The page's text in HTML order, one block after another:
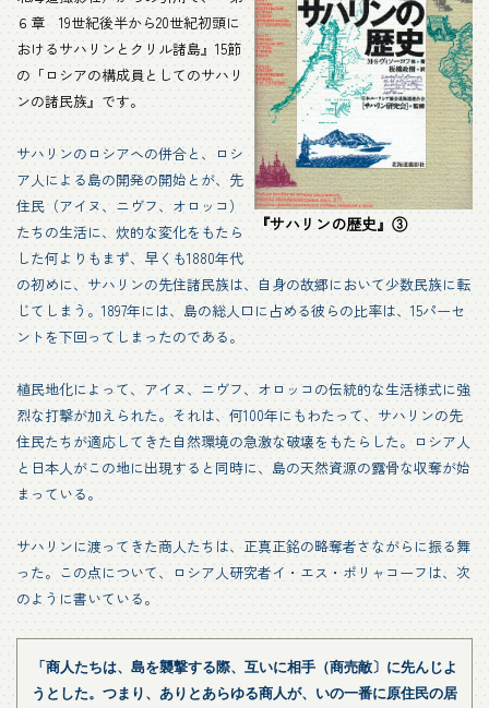
『サハリンの歴史』③
６章 19世紀後半から20世紀初頭に
おけるサハリンとクリル諸島』15節
の「ロシアの構成員としてのサハリ
ンの諸民族』です。
サハリンのロシアヘの併合と、ロシ
ア人による島の開発の開始とが、先
住民（アイヌ、ニヴフ、オロッコ）
たちの生活に、炊的な変化をもたら
した何よりもまず、早くも1880年代
の初めに、サハリンの先住諸民族は、自身の故郷において少数民族に転
じてしまう。1897年には、島の総人口に占める彼らの比率は、15パーセ
ントを下回ってしまったのである。
植民地化によって、アイヌ、ニヴフ、オロッコの伝統的な生活様式に強
烈な打撃が加えられた。それは、何100年にもわたって、サハリンの先
住民たちが適応してきた自然環境の急激な破壊をもたらした。ロシア人
と日本人がこの地に出現すると同時に、島の天然資源の露骨な収奪が始
まっている。
サハリンに渡ってきた商人たちは、正真正銘の略奪者さながらに振る舞
った。この点について、ロシア人研究者イ・エス・ポリャコーフは、次
のように書いている。
「商人たちは、島を襲撃する際、互いに相手（商売敵〕に先んじよ
うとした。つまり、ありとあらゆる商人が、いの一番に原住民の居